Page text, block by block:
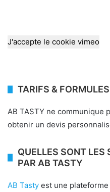
J'accepte le cookie vimeo
TARIFS &
AB TASTY ne communique
obtenir un devis
QUELLES SONT LES
PAR AB TASTY
AB Tasty est une